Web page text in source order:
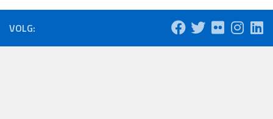
VOLG: